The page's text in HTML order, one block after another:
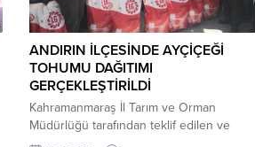
ANDIRIN İLÇESİNDE AYÇİÇEĞİ
TOHUMU DAĞITIMI
GERÇEKLEŞTİRİLDİ
​Kahramanmaraş İl Tarım ve Orman
Müdürlüğü tarafından teklif edilen ve
Tarım ve Orman Bakanlığı tarafından